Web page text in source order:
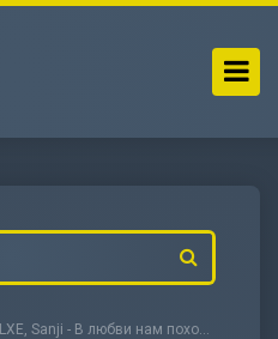
Sanji - В любви нам похожих нет